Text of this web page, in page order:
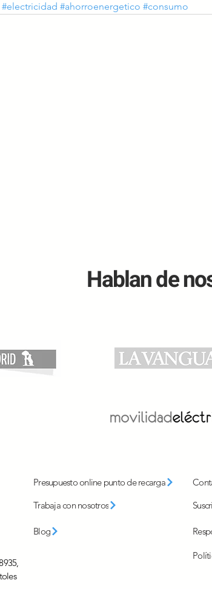
#electricidad #ahorroenergetico #consumo
Los problemas
más habituales en
actualizar la instalación)
Hablan de
Presupuesto online punto de recarga
Trabaja con nosotros
Blog